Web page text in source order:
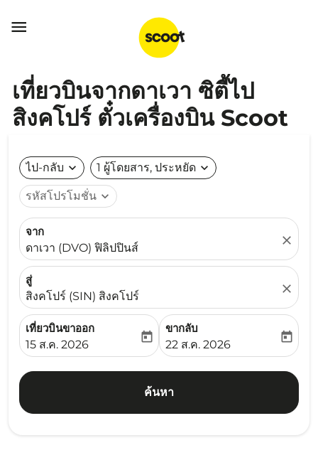

เที่ยวบินจากดาเวา ซิตี้ไป
สิงคโปร์ ตั๋วเครื่องบิน Scoot
ไป-กลับ expand_more 1 ผู้โดยสาร, ประหยัด expand_more
รหัสโปรโมชั่น expand_more
จาก
ดาเวา (DVO) ฟิลิปปินส์
close
สู่
สิงคโปร์ (SIN) สิงคโปร์
close
เที่ยวบินขาออก
fc-booking-departure-date-aria-label
15 ส.ค. 2026
today
ขากลับ
fc-booking-return-date-
22 ส.ค. 2026
today
ค้นหา